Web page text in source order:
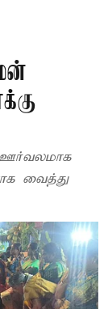
வைத்து